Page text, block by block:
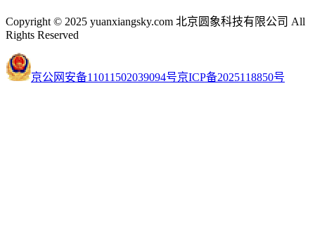
Copyright © 2025 yuanxiangsky.com 北京圆象科技有限公司 All
Rights Reserved
京公网安备11011502039094号京ICP备2025118850号